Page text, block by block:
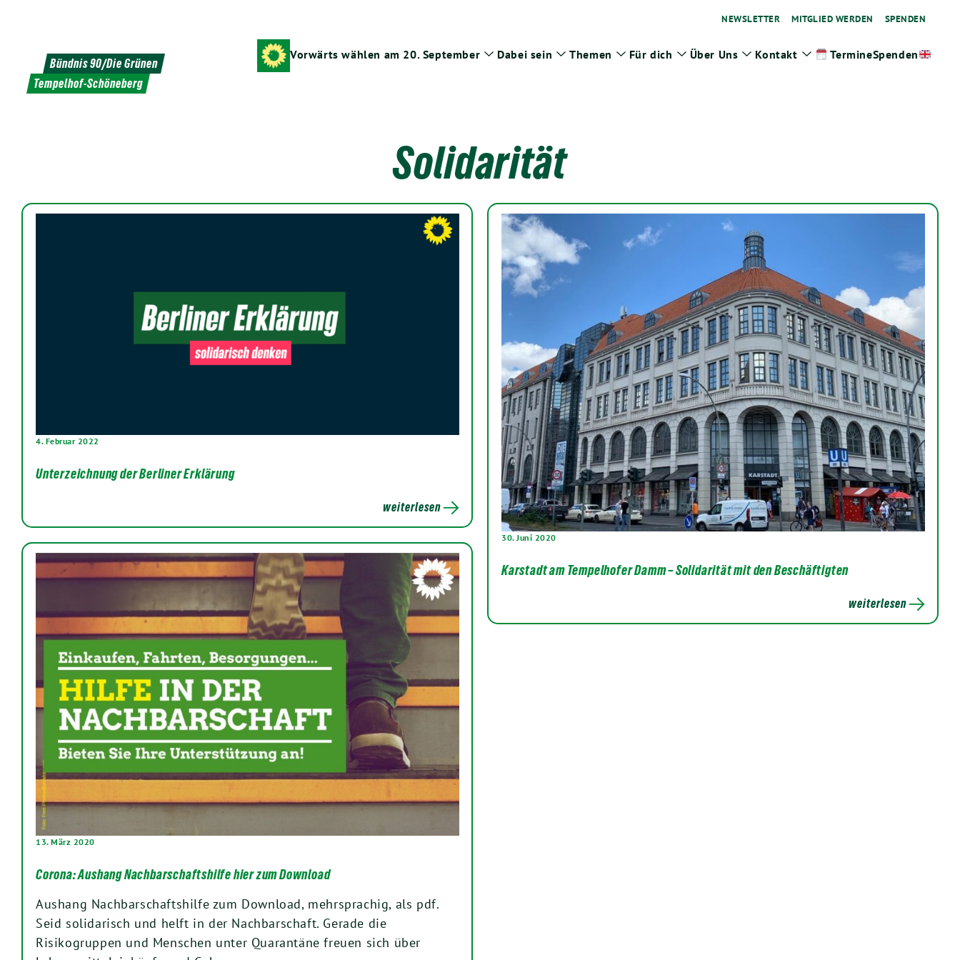
NEWSLETTER MITGLIED WERDEN SPENDEN
Bündnis 90/Die Grünen
Tempelhof-Schöneberg
Vorwärts wählen am 20. September Zeige
Dabei sein
Zeige
Themen
Zeige
Für dich
Zeige
Über Uns Zeige
Kontakt ZeigeTermineSpenden
Solidarität
4. Februar 2022
Unterzeichnung der Berliner Erklärung
weiterlesen
30. Juni 2020
Karstadt am Tempelhofer Damm – Solidarität mit den Beschäftigten
weiterlesen
13. März 2020
Corona: Aushang Nachbarschaftshilfe hier zum Download
Aushang Nachbarschaftshilfe zum Download, mehrsprachig, als pdf.
Seid solidarisch und helft in der Nachbarschaft. Gerade die
Risikogruppen und Menschen unter Quarantäne freuen sich über